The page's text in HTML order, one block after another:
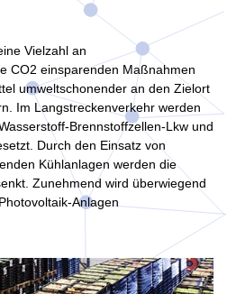
Vielzahl an
CO2 einsparenden Maßnahmen
umweltschonender an den Zielort
Im Langstreckenverkehr werden
Brennstoffzellen-Lkw und
Durch den Einsatz von
Kühlanlagen werden die
Zunehmend wird überwiegend
Anlagen